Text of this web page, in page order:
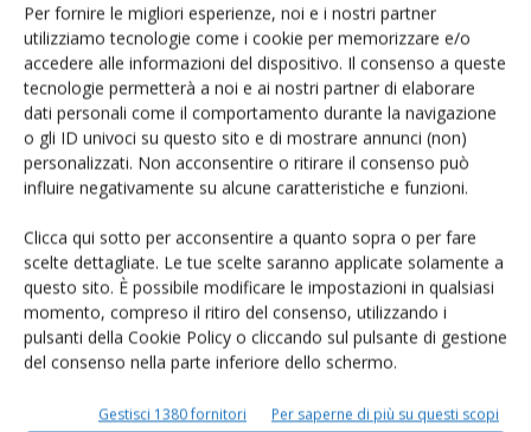
Per fornire le migliori esperienze, noi e i nostri partner
utilizziamo tecnologie come i cookie per memorizzare e/o
accedere alle informazioni del dispositivo. Il consenso a queste
tecnologie permetterà a noi e ai nostri partner di elaborare
dati personali come il comportamento durante la navigazione
o gli ID univoci su questo sito e di mostrare annunci (non)
personalizzati. Non acconsentire o ritirare il consenso può
influire negativamente su alcune caratteristiche e funzioni.
Clicca qui sotto per acconsentire a quanto sopra o per fare
scelte dettagliate. Le tue scelte saranno applicate solamente a
questo sito. È possibile modificare le impostazioni in qualsiasi
momento, compreso il ritiro del consenso, utilizzando i
pulsanti della Cookie Policy o cliccando sul pulsante di gestione
del consenso nella parte inferiore dello schermo.
Gestisci 1380 fornitori Per saperne di più su questi scopi
TAG latte Ue prezzo
Facebook Twitter
Articoli correlati
Latte, salta l’intesa sul prezzo in Puglia
al tavolo regionale